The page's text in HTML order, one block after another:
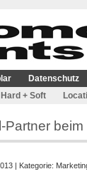
Datenschutz
Hard + Soft
Partner
| Kategorie: